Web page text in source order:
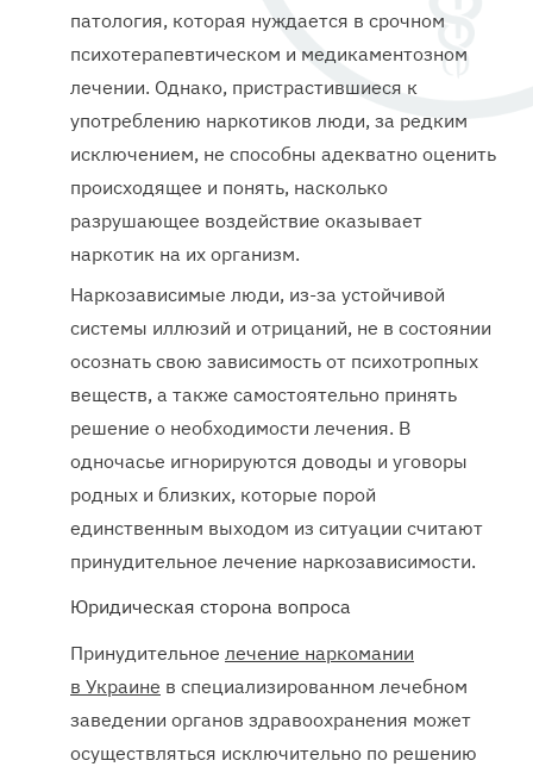
патология, которая нуждается в срочном
психотерапевтическом и медикаментозном
лечении. Однако, пристрастившиеся к
употреблению наркотиков люди, за редким
исключением, не способны адекватно оценить
происходящее и понять, насколько
разрушающее воздействие оказывает
наркотик на их организм.
Наркозависимые люди, из-за устойчивой
системы иллюзий и отрицаний, не в состоянии
осознать свою зависимость от психотропных
веществ, а также самостоятельно принять
решение о необходимости лечения. В
одночасье игнорируются доводы и уговоры
родных и близких, которые порой
единственным выходом из ситуации считают
принудительное лечение наркозависимости.
Юридическая сторона вопроса
Принудительное лечение наркомании
в Украине в специализированном лечебном
заведении органов здравоохранения может
осуществляться исключительно по решению